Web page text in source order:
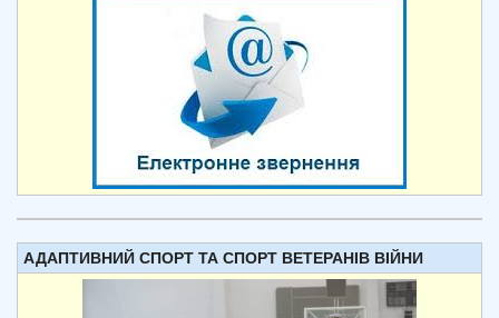
АДАПТИВНИЙ СПОРТ ТА СПОРТ ВЕТЕРАНІВ ВІЙНИ